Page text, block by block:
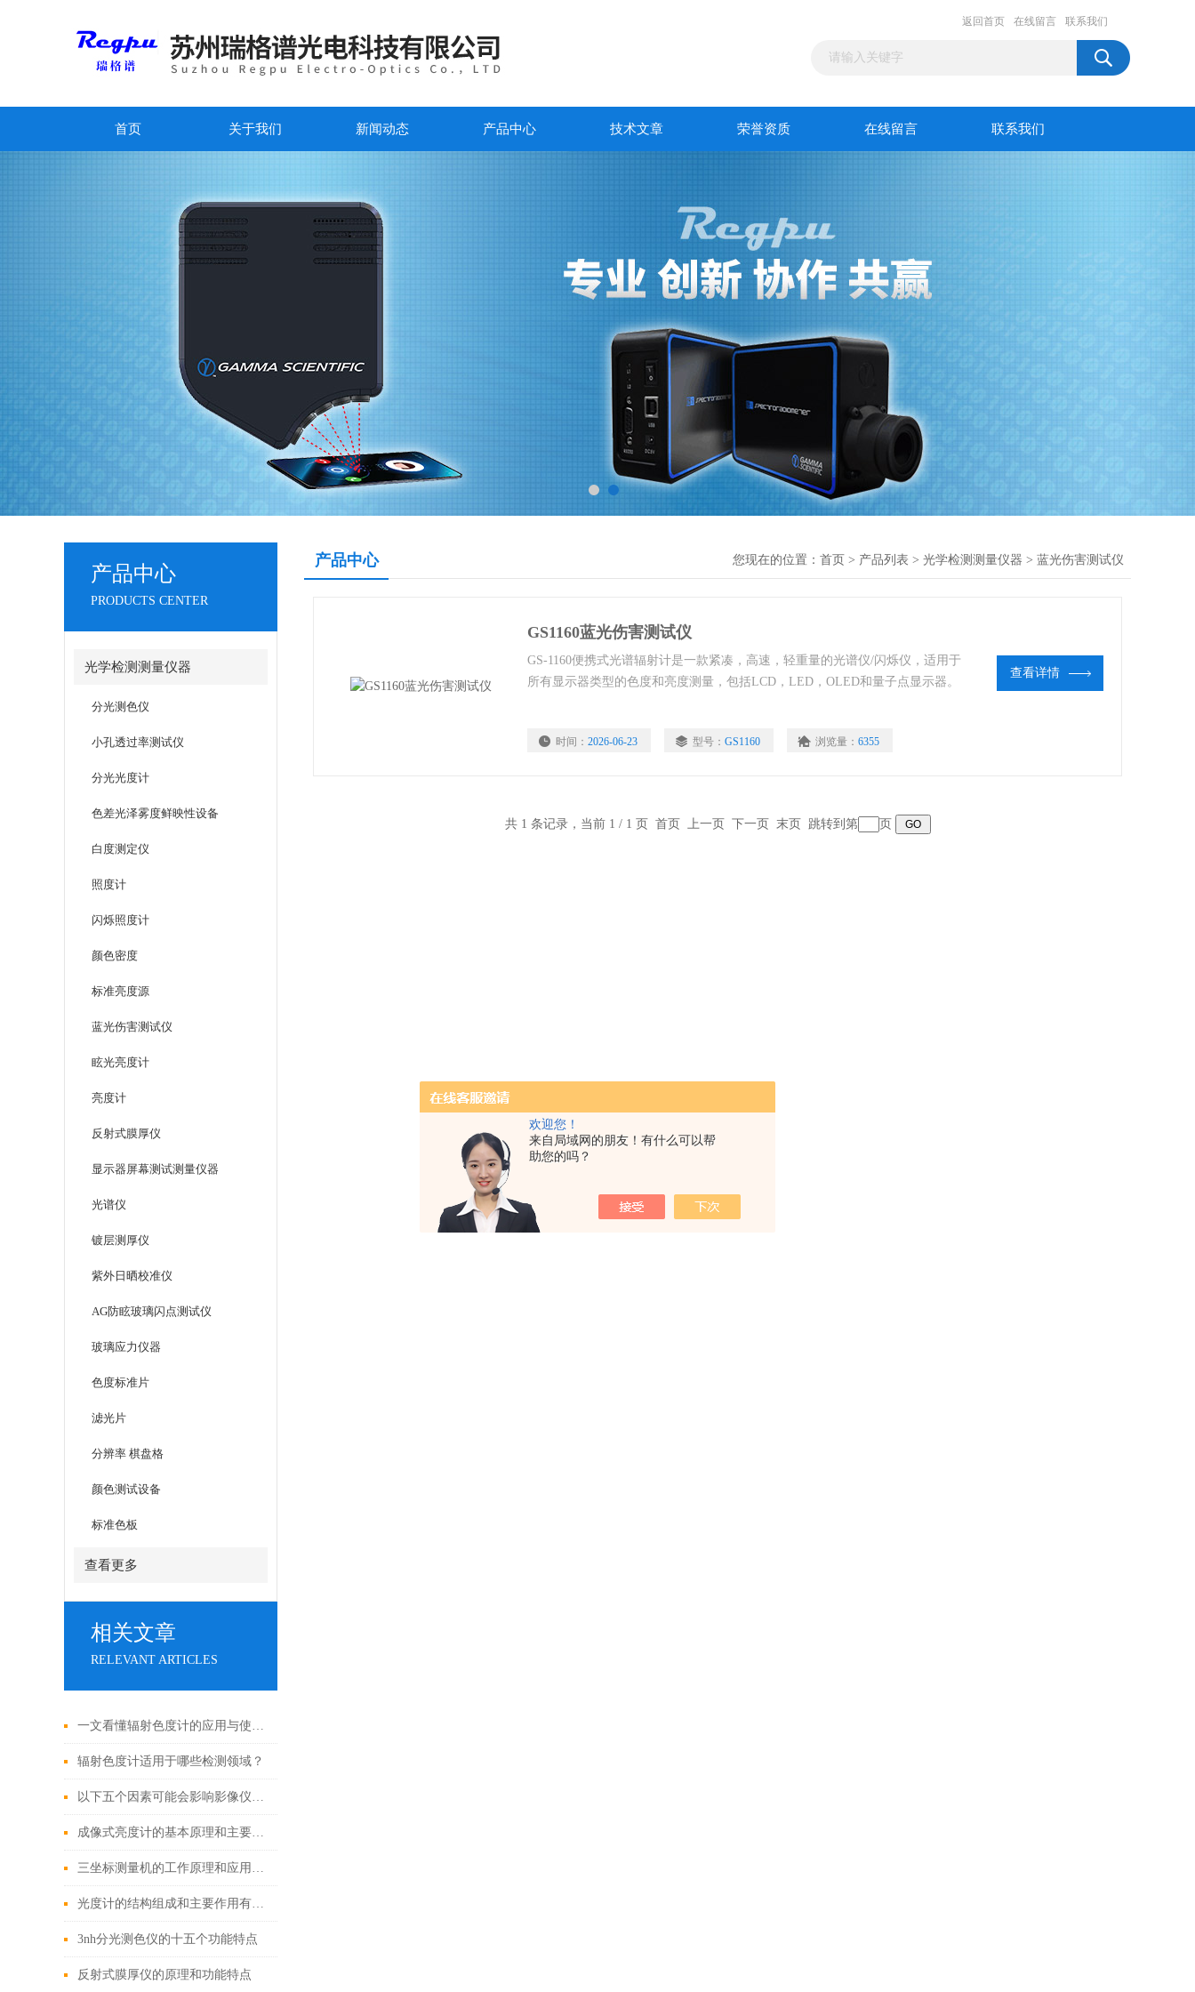
欢迎您！
来自局域网的朋友！有什么可以帮
助您的吗？
返回首页 在线留言 联系我们
首页 关于我们 新闻动态 产品中心 技术文章 荣誉资质 在线留言 联系我们
产品中心
PRODUCTS CENTER
光学检测测量仪器
分光测色仪
小孔透过率测试仪
分光光度计
色差光泽雾度鲜映性设备
白度测定仪
照度计
闪烁照度计
颜色密度
标准亮度源
蓝光伤害测试仪
眩光亮度计
亮度计
反射式膜厚仪
显示器屏幕测试测量仪器
光谱仪
镀层测厚仪
紫外日晒校准仪
AG防眩玻璃闪点测试仪
玻璃应力仪器
色度标准片
滤光片
分辨率 棋盘格
颜色测试设备
标准色板
查看更多
相关文章
RELEVANT ARTICLES
一文看懂辐射色度计的应用与使用维护
辐射色度计适用于哪些检测领域？
以下五个因素可能会影响影像仪的测量精度
成像式亮度计的基本原理和主要功能
三坐标测量机的工作原理和应用领域
光度计的结构组成和主要作用有哪些呢？
3nh分光测色仪的十五个功能特点
反射式膜厚仪的原理和功能特点
产品中心 您现在的位置： 首页 > 产品列表 > 光学检测测量仪器 > 蓝光伤害测试仪
GS1160蓝光伤害测试仪
GS-1160便携式光谱辐射计是一款紧凑，高速，轻重量的光谱仪/闪烁仪，适用于
所有显示器类型的色度和亮度测量，包括LCD，LED，OLED和量子点显示器。
时间： 2026-06-23 型号： GS1160 浏览量： 6355
查看详情
共 1 条记录，当前 1 / 1 页 首页 上一页 下一页 末页 跳转到第 页